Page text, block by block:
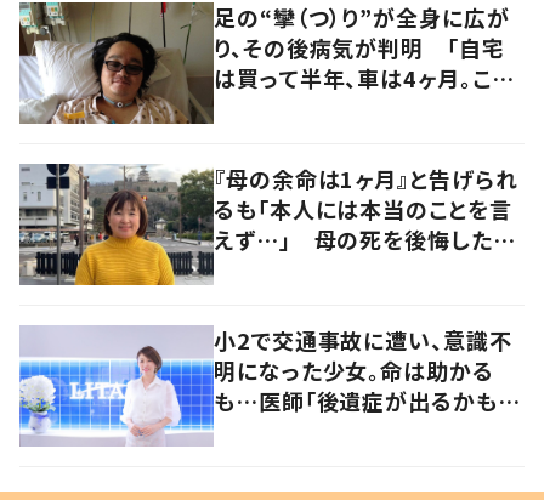
足の“攣（つ）り”が全身に広が
り、その後病気が判明 「自宅
は買って半年、車は4ヶ月。この
聞いた
『母の余命は1ヶ月』と告げられ
るも「本人には本当のことを言
えず…」 母の死を後悔した女
小2で交通事故に遭い、意識不
明になった少女。命は助かる
も…医師「後遺症が出るかもし